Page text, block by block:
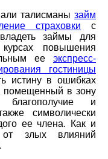
талисманы займ
страховки с
займы для
повышения
ее экспресс-
гостиницы
истину в ошибках
помещенный в зону
благополучие и
символически
ее члена. Как и
злых влияний